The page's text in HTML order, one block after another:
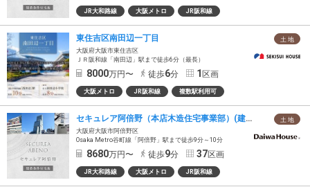
JR大和路線 大阪メトロ JR阪和線
土 地
東住吉区南田辺一丁目
大阪府大阪市東住吉区
ＪＲ阪和線「南田辺」駅まで徒歩6分（最長）
8000万円〜 徒歩6分 1 区画
大阪メトロ JR阪和線 複数駅利用可
土 地
セキュレア阿倍野（本店木造住宅事業部）(建築条件付宅地分譲)
大阪府大阪市阿倍野区
Osaka Metro谷町線「阿倍野」駅まで徒歩9分～10分
8680万円〜 徒歩9分 37区画
JR大和路線 大阪メトロ JR阪和線